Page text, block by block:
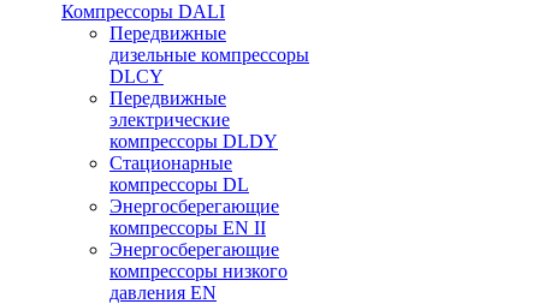
Компрессоры DALI
Передвижные
дизельные компрессоры
DLCY
Передвижные
электрические
компрессоры DLDY
Стационарные
компрессоры DL
Энергосберегающие
компрессоры EN II
Энергосберегающие
компрессоры низкого
давления EN